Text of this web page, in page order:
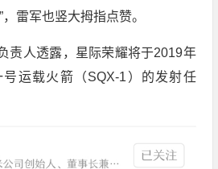
雷军也竖大拇指点赞。
责人透露，星际荣耀将于2019年
号运载火箭（SQX-1）的发射任